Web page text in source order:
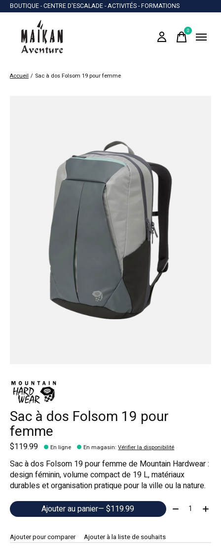
BOUTIQUE - CENTRE D'ESCALADE - ACTIVITÉS - FORMATIONS
0items
Accueil / Sac à dos Folsom 19 pour femme
Sac à dos Folsom 19 pour
femme
$119.99 En ligne En magasin:Vérifier la disponibilité
Sac à dos Folsom 19 pour femme de Mountain Hardwear :
design féminin, volume compact de 19 L, matériaux
durables et organisation pratique pour la ville ou la nature.
Ajouter au panier
— $119.99 Quantité:
Ajouter pour comparer Ajouter à la liste de souhaits